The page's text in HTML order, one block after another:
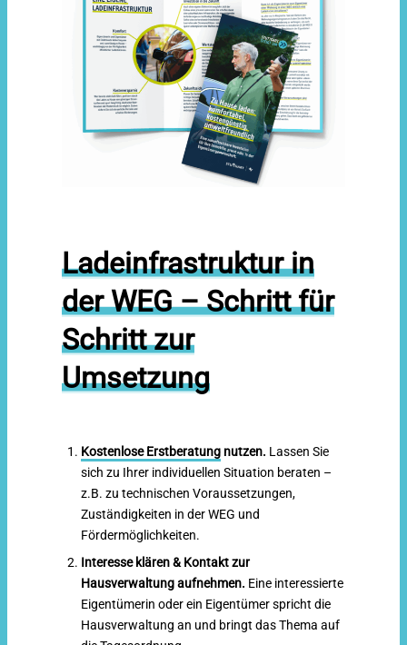
Ladeinfrastruktur in
der WEG – Schritt für
Schritt zur
Umsetzung
Kostenlose Erstberatung nutzen. Lassen Sie
sich zu Ihrer individuellen Situation beraten –
z.B. zu technischen Voraussetzungen,
Zuständigkeiten in der WEG und
Fördermöglichkeiten.
Interesse klären & Kontakt zur
Hausverwaltung aufnehmen. Eine interessierte
Eigentümerin oder ein Eigentümer spricht die
Hausverwaltung an und bringt das Thema auf